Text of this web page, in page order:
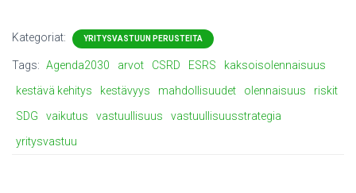
Kategoriat: YRITYSVASTUUN PERUSTEITA
Tags: Agenda2030 arvot CSRD ESRS
kaksoisolennaisuus
kestävä kehitys
kestävyys mahdollisuudet olennaisuus
riskit
SDG
vaikutus vastuullisuus
vastuullisuusstrategia
yritysvastuu